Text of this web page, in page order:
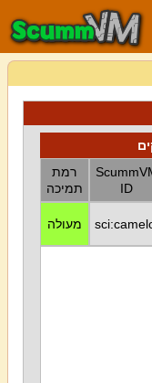
ID
רמת
תמיכה
מעולה